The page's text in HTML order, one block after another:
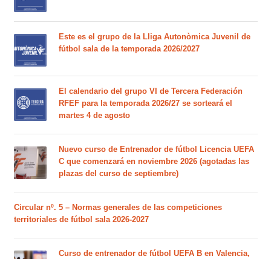
Este es el grupo de la Lliga Autonòmica Juvenil de
fútbol sala de la temporada 2026/2027
El calendario del grupo VI de Tercera Federación
RFEF para la temporada 2026/27 se sorteará el
martes 4 de agosto
Nuevo curso de Entrenador de fútbol Licencia UEFA
C que comenzará en noviembre 2026 (agotadas las
plazas del curso de septiembre)
Circular nº. 5 – Normas generales de las competiciones
territoriales de fútbol sala 2026-2027
Curso de entrenador de fútbol UEFA B en Valencia,